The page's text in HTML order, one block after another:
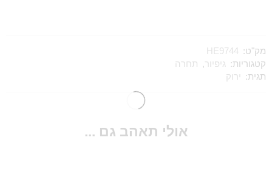
מק"ט: HE9744
קטגוריות: גיפיור, תחרה
תגית:
ירוק
אולי תאהב גם ...